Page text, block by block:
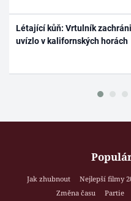
Létající kůň: Vrtulník
uvízlo v kalifornských horách
Jak zhubnout Nejlepší filmy
Změna času
Partie